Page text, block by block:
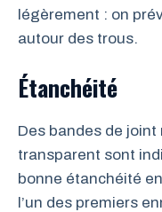
légèrement : on
autour des trous.
Étanchéité
Des bandes de
transparent sont
bonne étanchéité
l’un des premiers